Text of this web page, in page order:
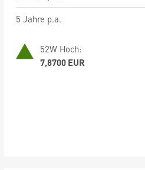
5 Jahre p.a.
52W Hoch:
7,8700 EUR